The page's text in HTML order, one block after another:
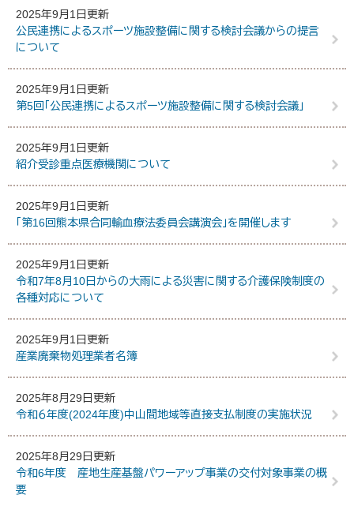
2025年9月1日更新
公民連携によるスポーツ施設整備に関する検討会議からの提言
について
2025年9月1日更新
第5回「公民連携によるスポーツ施設整備に関する検討会議」
2025年9月1日更新
紹介受診重点医療機関について
2025年9月1日更新
「第16回熊本県合同輸血療法委員会講演会」を開催します
2025年9月1日更新
令和7年8月10日からの大雨による災害に関する介護保険制度の
各種対応について
2025年9月1日更新
産業廃棄物処理業者名簿
2025年8月29日更新
令和６年度(2024年度)中山間地域等直接支払制度の実施状況
2025年8月29日更新
令和6年度 産地生産基盤パワーアップ事業の交付対象事業の概
要